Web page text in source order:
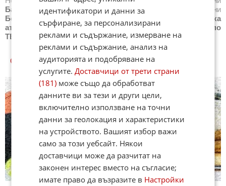
Баскетбол ,Новини Волейбол ,Новини
Новини
Бойни спортове
Новини
Лека
атлетика
,Новини Моторни спортове ,Новини
Спортът по
ТВ
Новини Зимни спортове
СПОРТ КУИЗОВЕ
идентификатори и данни за
сърфиране, за персонализирани
реклами и съдържание, измерване на
реклами и съдържание, анализ на
аудиторията и подобряване на
услугите.Доставчици от трети страни
(181) може също да обработват
данните ви за тези и други цели,
включително използване на точни
данни за геолокация и характеристики
на устройството. Вашият избор важи
само за този уебсайт. Някои
доставчици може да разчитат на
законен интерес вместо на съгласие;
имате право да възразите в Настройки